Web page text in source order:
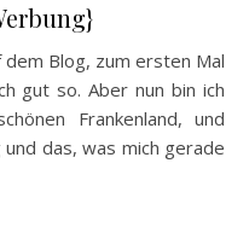
gut so. Aber nun bin ich
Frankenland, und
das, was mich gerade